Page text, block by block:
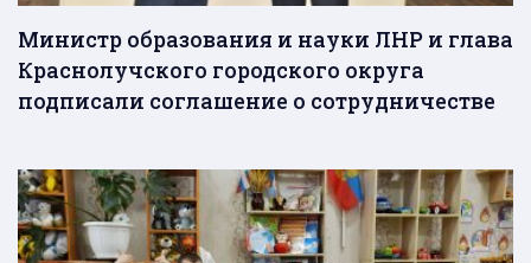
Министр образования и науки ЛНР и глава
Краснолучского городского округа
подписали соглашение о сотрудничестве